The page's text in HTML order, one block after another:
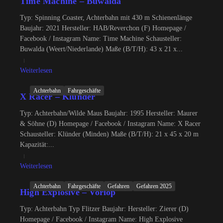
Typ: Spinning Coaster, Achterbahn mit 430 m Schienenlänge
Baujahr: 2021 Hersteller: HAB/Reverchon (F) Homepage /
Facebook / Instagram Name: Time Machine Schausteller:
Buwalda (Weert/Niederlande) Maße (B/T/H): 43 x 21 x...
Weiterlesen
Achterbahn Fahrgeschäfte
X Racer – Klünder
Typ: Achterbahn/Wilde Maus Baujahr: 1995 Hersteller: Maurer
& Söhne (D) Homepage / Facebook / Instagram Name: X Racer
Schausteller: Klünder (Minden) Maße (B/T/H): 21 x 45 x 20 m
Kapazität:...
Weiterlesen
Achterbahn Fahrgeschäfte Gefahren Gefahren 2025
High Explosive – Vorlop
Typ: Achterbahn Typ Flitzer Baujahr: Hersteller: Zierer (D)
Homepage / Facebook / Instagram Name: High Explosive